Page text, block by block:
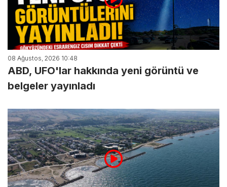
08 Ağustos, 2026 10:48
ABD, UFO'lar hakkında yeni görüntü ve
belgeler yayınladı